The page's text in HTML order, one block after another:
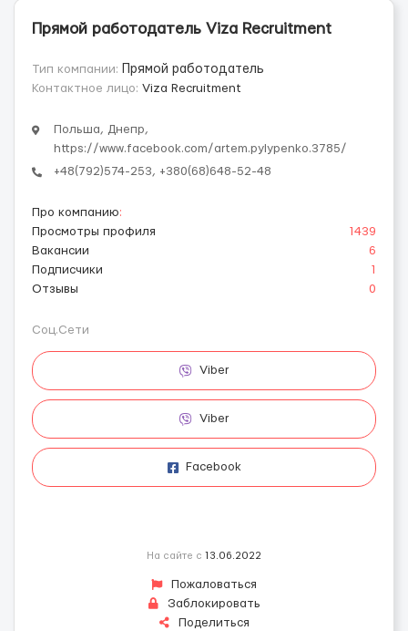
Прямой работодатель Viza Recruitment
Тип компании:
Прямой работодатель
Контактное лицо: Viza Recruitment
Польша, Днепр,
https://www.facebook.com/artem.pylypenko.3785/
+48(792)574-253, +380(68)648-52-48
Про компанию:
Просмотры профиля
1439
Вакансии
6
Подписчики
1
Отзывы
0
Соц.Сети
Viber
Viber
Facebook
На сайте с 13.06.2022
Пожаловаться
Заблокировать
Поделиться